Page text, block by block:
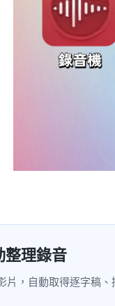
整理錄音
片，自動取得逐字稿